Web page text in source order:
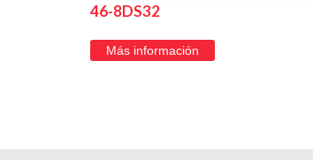
46-8DS32
Más información